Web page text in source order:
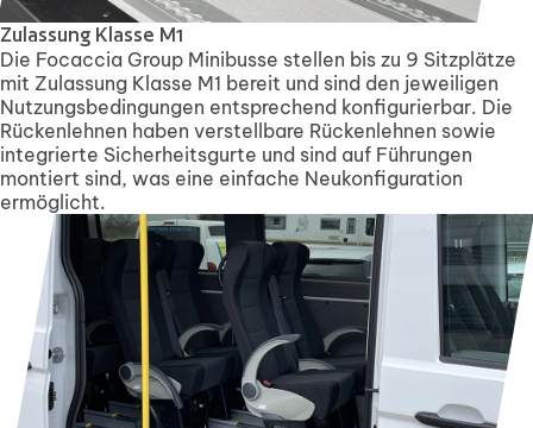
Zulassung Klasse M1
Die Focaccia Group Minibusse stellen bis zu 9 Sitzplätze
mit Zulassung Klasse M1 bereit und sind den jeweiligen
Nutzungsbedingungen entsprechend konfigurierbar. Die
Rückenlehnen haben verstellbare Rückenlehnen sowie
integrierte Sicherheitsgurte und sind auf Führungen
montiert sind, was eine einfache Neukonfiguration
ermöglicht.